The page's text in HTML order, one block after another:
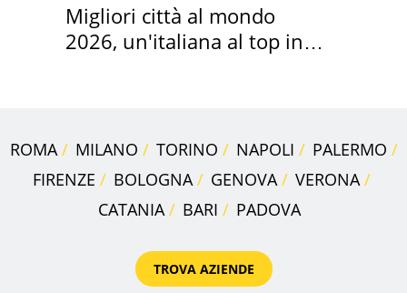
Migliori città al mondo
2026, un'italiana al top in
ROMA MILANO TORINO NAPOLI
PALERMO
FIRENZE
BOLOGNA GENOVA
VERONA
CATANIA
BARI PADOVA
TROVA AZIENDE